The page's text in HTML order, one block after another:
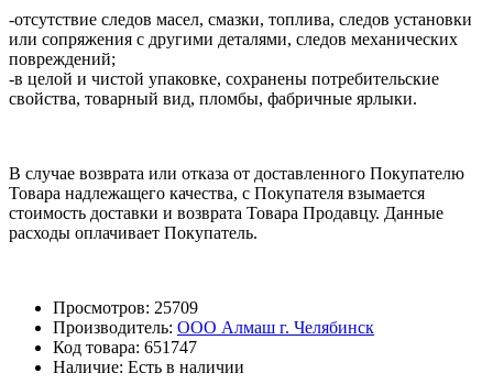
-отсутствие следов масел, смазки, топлива, следов установки
или сопряжения с другими деталями, следов механических
повреждений;
-в целой и чистой упаковке, сохранены потребительские
свойства, товарный вид, пломбы, фабричные ярлыки.
В случае возврата или отказа от доставленного Покупателю
Товара надлежащего качества, с Покупателя взымается
стоимость доставки и возврата Товара Продавцу. Данные
расходы оплачивает Покупатель.
Просмотров: 25709
Производитель: ООО Алмаш г. Челябинск
Код товара: 651747
Наличие: Есть в наличии